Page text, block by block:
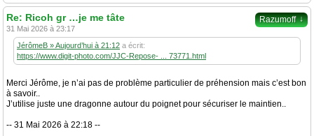
Razumoff ↓
Re: Ricoh gr …je me tâte
31 Mai 2026 à 23:17
JérômeB » Aujourd’hui à 21:12 a écrit:
https://www.digit-photo.com/JJC-Repose- ... 73771.html
Merci Jérôme, je n’ai pas de problème particulier de préhension mais c’est bon
à savoir..
J’utilise juste une dragonne autour du poignet pour sécuriser le maintien..
-- 31 Mai 2026 à 22:18 --